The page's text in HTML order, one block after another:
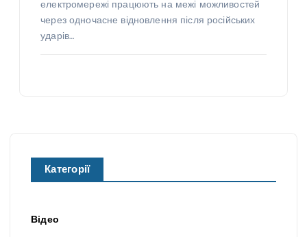
електромережі працюють на межі можливостей
через одночасне відновлення після російських
ударів…
Категорії
Відео